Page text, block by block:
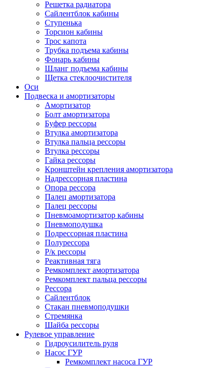
Решетка радиатора
Сайлентблок кабины
Ступенька
Торсион кабины
Трос капота
Трубка подъема кабины
Фонарь кабины
Шланг подъема кабины
Щетка стеклоочистителя
Оси
Подвеска и амортизаторы
Амортизатор
Болт амортизатора
Буфер рессоры
Втулка амортизатора
Втулка пальца рессоры
Втулка рессоры
Гайка рессоры
Кронштейн крепления амортизатора
Надрессорная пластина
Опора рессора
Палец амортизатора
Палец рессоры
Пневмоамортизатор кабины
Пневмоподушка
Подрессорная пластина
Полурессора
Р/к рессоры
Реактивная тяга
Ремкомплект амортизатора
Ремкомплект пальца рессоры
Рессора
Сайлентблок
Стакан пневмоподушки
Стремянка
Шайба рессоры
Рулевое управление
Гидроусилитель руля
Насос ГУР
Ремкомплект насоса ГУР